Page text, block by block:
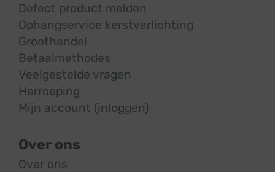
Defect product melden
Ophangservice kerstverlichting
Groothandel
Betaalmethodes
Veelgestelde vragen
Herroeping
Mijn account (inloggen)
Over ons
Over ons